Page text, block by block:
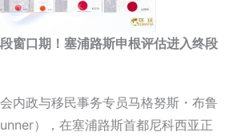
段窗口期！塞浦路斯申根评估进入终段
会内政与移民事务专员马格努斯・布鲁
），在塞浦路斯首都尼科西亚正